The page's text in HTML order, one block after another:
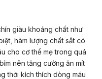
giàu khoáng chất như
hàm lượng chất sắt có
cho cơ thể mẹ trong quá
nên tăng cường ăn mít
thời kích thích dòng máu